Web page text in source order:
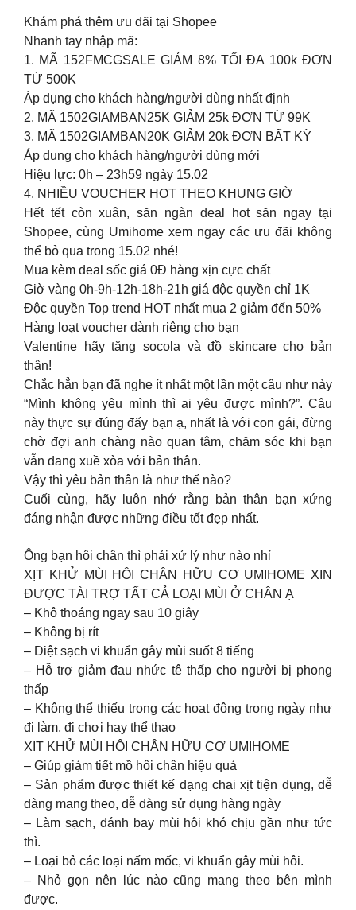
Khám phá thêm ưu đãi tại Shopee
Nhanh tay nhập mã:
1. MÃ 152FMCGSALE GIẢM 8% TỐI ĐA 100k ĐƠN
TỪ 500K
Áp dụng cho khách hàng/người dùng nhất định
2. MÃ 1502GIAMBAN25K GIẢM 25k ĐƠN TỪ 99K
3. MÃ 1502GIAMBAN20K GIẢM 20k ĐƠN BẤT KỲ
Áp dụng cho khách hàng/người dùng mới
Hiệu lực: 0h – 23h59 ngày 15.02
4. NHIỀU VOUCHER HOT THEO KHUNG GIỜ
Hết tết còn xuân, săn ngàn deal hot săn ngay tại
Shopee, cùng Umihome xem ngay các ưu đãi không
thể bỏ qua trong 15.02 nhé!
Mua kèm deal sốc giá 0Đ hàng xịn cực chất
Giờ vàng 0h-9h-12h-18h-21h giá độc quyền chỉ 1K
Độc quyền Top trend HOT nhất mua 2 giảm đến 50%
Hàng loạt voucher dành riêng cho bạn
Valentine hãy tặng socola và đồ skincare cho bản
thân!
Chắc hẳn bạn đã nghe ít nhất một lần một câu như này
“Mình không yêu mình thì ai yêu được mình?”. Câu
này thực sự đúng đấy bạn ạ, nhất là với con gái, đừng
chờ đợi anh chàng nào quan tâm, chăm sóc khi bạn
vẫn đang xuề xòa với bản thân.
Vậy thì yêu bản thân là như thế nào?
Cuối cùng, hãy luôn nhớ rằng bản thân bạn xứng
đáng nhận được những điều tốt đẹp nhất.
Ông bạn hôi chân thì phải xử lý như nào nhỉ
XỊT KHỬ MÙI HÔI CHÂN HỮU CƠ UMIHOME XIN
ĐƯỢC TÀI TRỢ TẤT CẢ LOẠI MÙI Ở CHÂN Ạ
– Khô thoáng ngay sau 10 giây
– Không bị rít
– Diệt sạch vi khuẩn gây mùi suốt 8 tiếng
– Hỗ trợ giảm đau nhức tê thấp cho người bị phong
thấp
– Không thể thiếu trong các hoạt động trong ngày như
đi làm, đi chơi hay thể thao
XỊT KHỬ MÙI HÔI CHÂN HỮU CƠ UMIHOME
– Giúp giảm tiết mồ hôi chân hiệu quả
– Sản phẩm được thiết kế dạng chai xịt tiện dụng, dễ
dàng mang theo, dễ dàng sử dụng hàng ngày
– Làm sạch, đánh bay mùi hôi khó chịu gần như tức
thì.
– Loại bỏ các loại nấm mốc, vi khuẩn gây mùi hôi.
– Nhỏ gọn nên lúc nào cũng mang theo bên mình
được.